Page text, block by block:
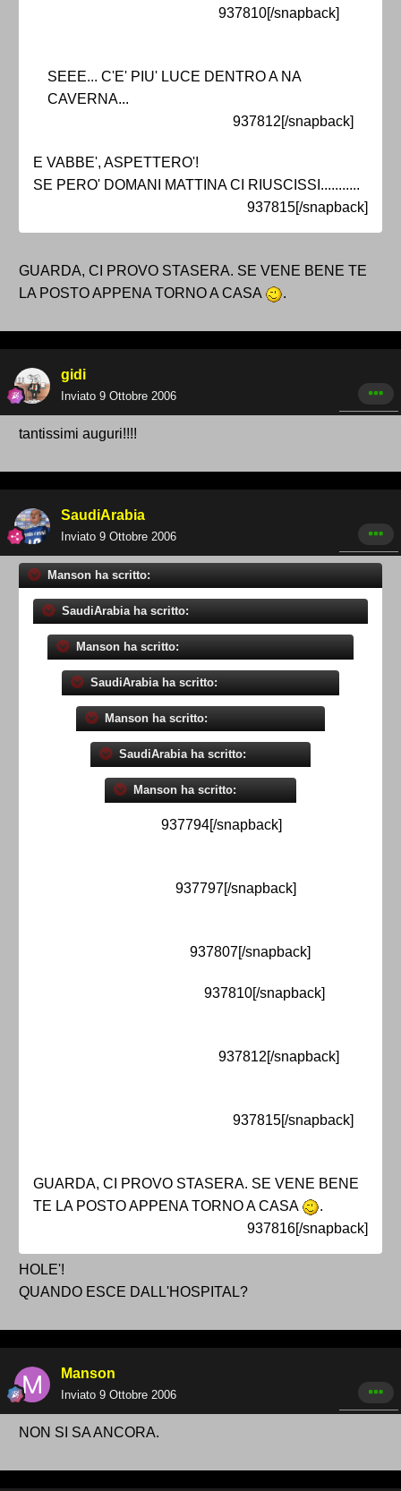
937810[/snapback]
SEEE... C'E' PIU' LUCE DENTRO A NA
CAVERNA...
937812[/snapback]
E VABBE', ASPETTERO'!
SE PERO' DOMANI MATTINA CI RIUSCISSI...........
937815[/snapback]
GUARDA, CI PROVO STASERA. SE VENE BENE TE
LA POSTO APPENA TORNO A CASA
.
gidi
Inviato 9 Ottobre 2006
tantissimi auguri!!!!
SaudiArabia
Inviato 9 Ottobre 2006
Manson ha scritto:
SaudiArabia ha scritto:
Manson ha scritto:
SaudiArabia ha scritto:
Manson ha scritto:
SaudiArabia ha scritto:
Manson ha scritto:
937794[/snapback]
937797[/snapback]
937807[/snapback]
937810[/snapback]
937812[/snapback]
937815[/snapback]
GUARDA, CI PROVO STASERA. SE VENE BENE
TE LA POSTO APPENA TORNO A CASA
.
937816[/snapback]
HOLE'!
QUANDO ESCE DALL'HOSPITAL?
Manson
Inviato 9 Ottobre 2006
NON SI SA ANCORA.